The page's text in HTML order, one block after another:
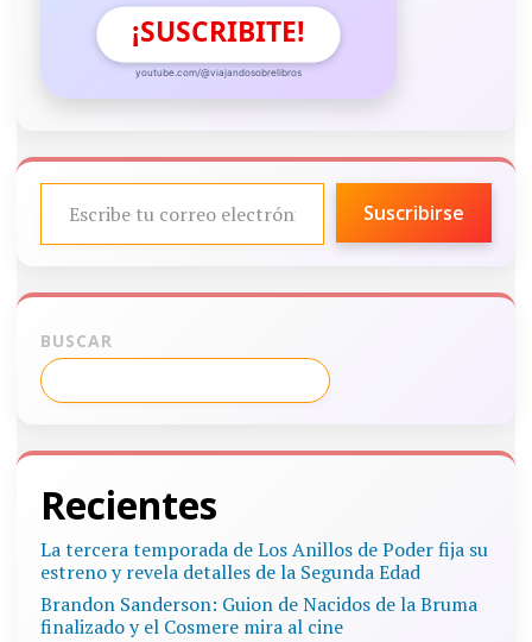
¡SUSCRIBITE!
youtube.com/@viajandosobrelibros
ESCRIBE TU CORREO ELECTRÓNICO…
Suscribirse
BUSCAR
Recientes
La tercera temporada de Los Anillos de Poder fija su
estreno y revela detalles de la Segunda Edad
Brandon Sanderson: Guion de Nacidos de la Bruma
finalizado y el Cosmere mira al cine